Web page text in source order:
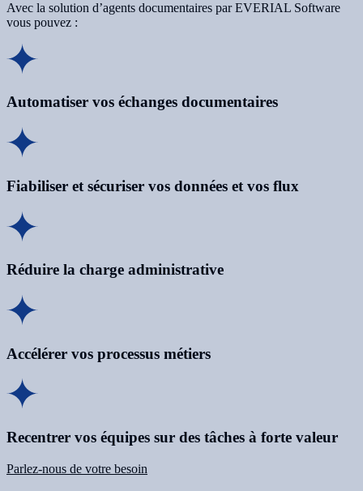
Avec la solution d’agents documentaires parEVERIAL Software
vous pouvez :
Automatiser vos échanges documentaires
Fiabiliser et sécuriser vos données et vos flux
Réduire la charge administrative
Accélérer vos processus métiers
Recentrer vos équipes sur des tâches à forte valeur
Parlez-nous de votre besoin